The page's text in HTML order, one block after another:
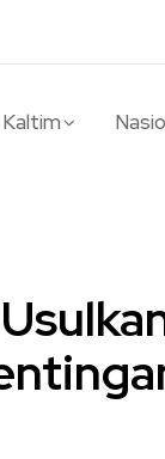
Kaltim